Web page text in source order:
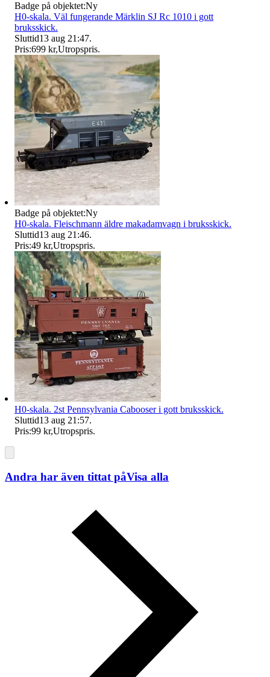
Badge på objektet:Ny
H0-skala. Väl fungerande Märklin SJ Rc 1010 i gott
bruksskick.
Sluttid13 aug 21:47.
Pris:699 kr,Utropspris.
Badge på objektet:Ny
H0-skala. Fleischmann äldre makadamvagn i bruksskick.
Sluttid13 aug 21:46.
Pris:49 kr,Utropspris.
H0-skala. 2st Pennsylvania Cabooser i gott bruksskick.
Sluttid13 aug 21:57.
Pris:99 kr,Utropspris.
Andra har även tittat påVisa alla